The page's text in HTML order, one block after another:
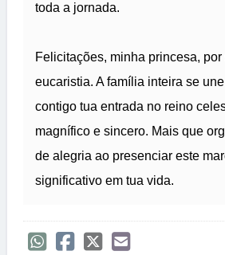
toda a jornada.
Felicitações, minha princesa,
eucaristia. A família inteira se
contigo tua entrada no reino
magnífico e sincero. Mais que
de alegria ao presenciar este
significativo em tua vida.